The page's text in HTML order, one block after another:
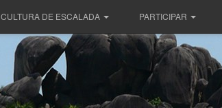
CULTURA DE ESCALADA PARTICIPAR